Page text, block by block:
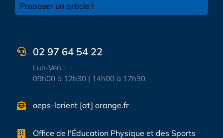
Proposer un article !
02 97 64 54 22
Lun-Ven :
09h00 à 12h30 | 14h00 à 17h30
oeps-lorient [at] orange.fr
Office de l'Éducation Physique et des Sports